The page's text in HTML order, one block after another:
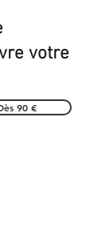
votre
90 €